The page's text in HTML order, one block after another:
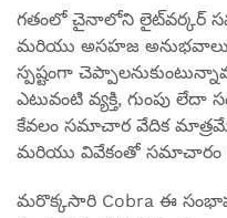
గతంలో చైనాలోని లైట్‌వర్కర్
మరియు అసహజ అనుభవాలు
స్పష్టంగా
ఎటువంటి వ్యక్తి, గుంపు
కేవలం సమాచార వేదిక
మరియు వివేకంతో సమాచారం
మరొక్కసారి Cobra ఈ